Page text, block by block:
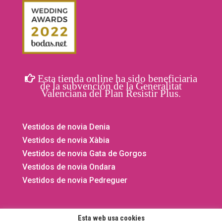
Esta tienda online ha sido beneficiaria
de la subvención de la Generalitat
Valenciana del Plan Resistir Plus.
Vestidos de novia Denia
Vestidos de novia Xàbia
Vestidos de novia Gata de Gorgos
Vestidos de novia Ondara
Vestidos de novia Pedreguer
Esta web usa cookies